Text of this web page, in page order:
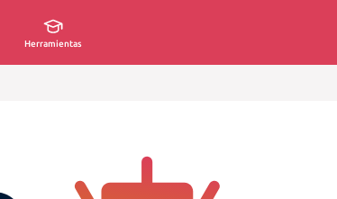
Herramientas